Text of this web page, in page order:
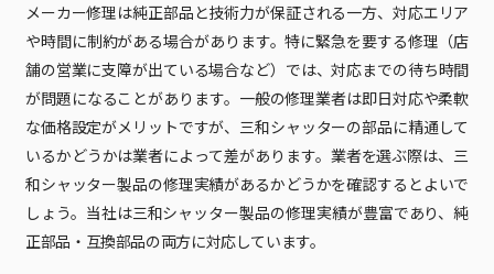
メーカー修理は純正部品と技術力が保証される一方、対応エリア
や時間に制約がある場合があります。特に緊急を要する修理（店
舗の営業に支障が出ている場合など）では、対応までの待ち時間
が問題になることがあります。一般の修理業者は即日対応や柔軟
な価格設定がメリットですが、三和シャッターの部品に精通して
いるかどうかは業者によって差があります。業者を選ぶ際は、三
和シャッター製品の修理実績があるかどうかを確認するとよいで
しょう。当社は三和シャッター製品の修理実績が豊富であり、純
正部品・互換部品の両方に対応しています。